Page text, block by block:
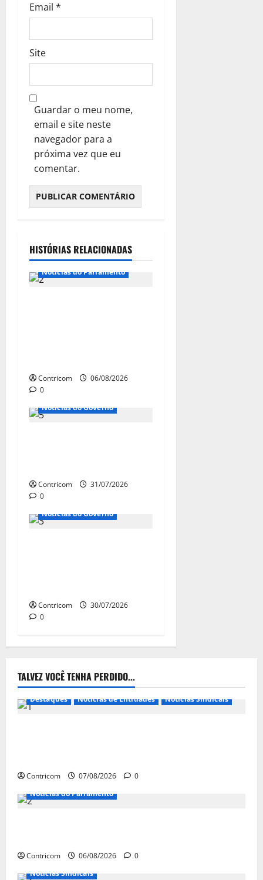
Email *
Site
Guardar o meu nome,
email e site neste
navegador para a
próxima vez que eu
comentar.
HISTÓRIAS RELACIONADAS
Notícias do Parlamento
Contricom
06/08/2026
0
Notícias do Governo
Contricom
31/07/2026
0Notícias de Entidades
Notícias do Governo
Contricom
30/07/2026
0
TALVEZ VOCÊ TENHA PERDIDO...
Destaques Notícias de Entidades Notícias Sindicais
Contricom 07/08/2026
0
Notícias do Parlamento
Contricom 06/08/2026
0
Notícias Sindicais